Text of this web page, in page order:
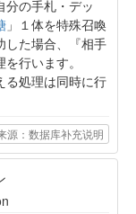
分の手札・デッ
」１体を特殊召喚
した場合、『相手
行います。
る処理は同時に行
源：数据库补充说明